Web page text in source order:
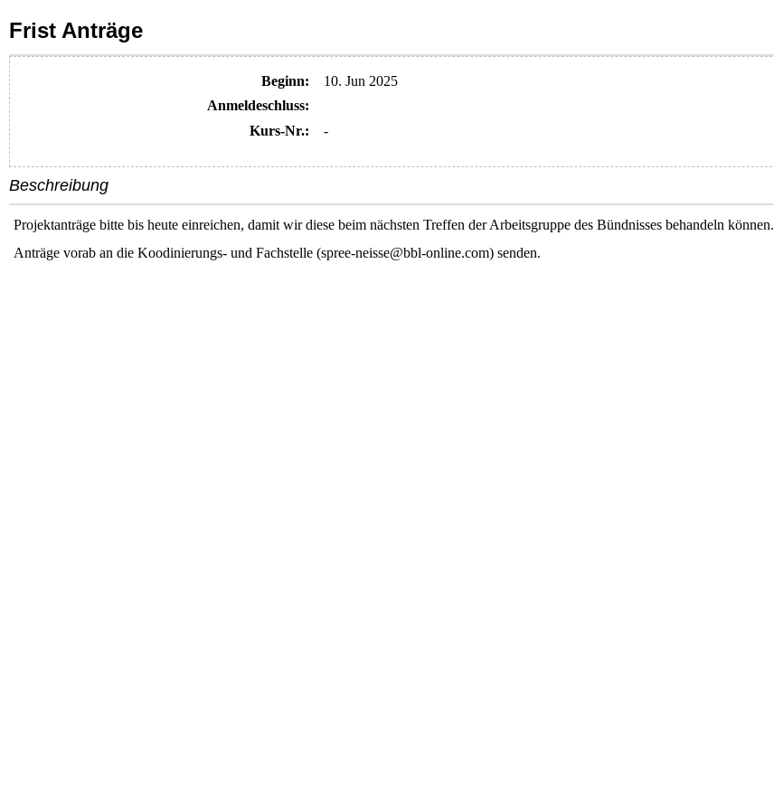
Frist Anträge
Beginn:
10. Jun 2025
Anmelde​schluss:
Kurs-Nr.:
-
Beschreibung
Projektanträge bitte bis heute einreichen, damit wir diese beim nächsten Treffen der Arbeitsgruppe des Bündnisses behandeln können.
Anträge vorab an die Koodinierungs- und Fachstelle (spree-neisse@bbl-online.com) senden.